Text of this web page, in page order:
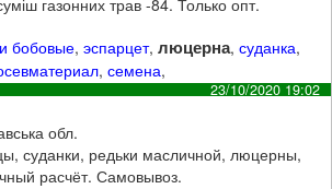
бобовые,эспарцет,люцерна,суданка,
,семена,
23/10/2020 19:02
обл.
суданки, редьки масличной, люцерны,
расчёт. Самовывоз.